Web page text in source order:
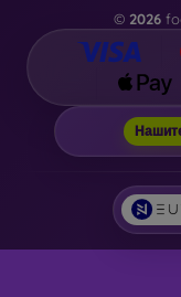
© 2026